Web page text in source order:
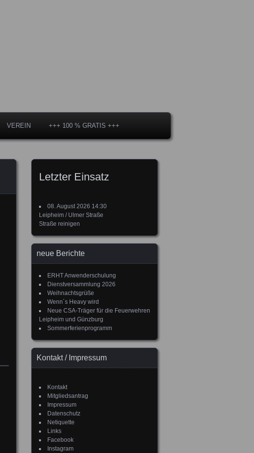
VEREIN +++ 100 % GRATIS +++
Letzter Einsatz
08. August 2026 14:30
Leipheim / Ulmer Straße
Straße reinigen
neue Berichte
ERHT Anwenderschulung
Dienstversammlung 2026
Weihnachtsgrüße
Wenn´s Heavy wird
Neue CSA-Träger für die Feuerwehren
Leipheim und Günzburg
Sommerferienprogramm
Kontakt / Impressum
Kontakt
Mitgliedsantrag
Impressum
Datenschutz
Netiquette
Links
Facebook
Instagram